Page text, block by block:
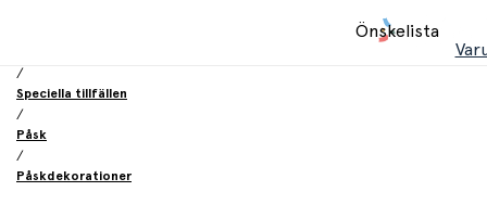
Önskelista
/
Speciella tillfällen
/
Påsk
/
Påskdekorationer